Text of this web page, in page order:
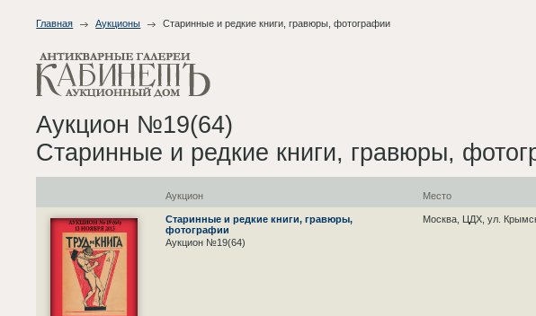
Главная Аукционы Старинные и редкие книги, гравюры, фотографии
Аукцион №19(64)
Старинные и редкие книги, гравюры,
Аукцион Место
Старинные и редкие книги, гравюры,
фотографии
Аукцион №19(64)
Москва, ЦДХ, ул.